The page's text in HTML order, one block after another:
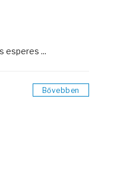
esperes ...
Bővebben